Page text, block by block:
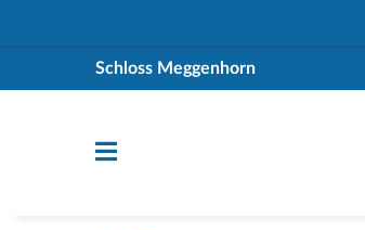
Schloss Meggenhorn